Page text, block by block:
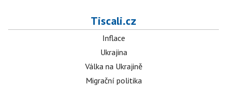
Tiscali.cz
Inflace
Ukrajina
Válka na Ukrajině
Migrační politika